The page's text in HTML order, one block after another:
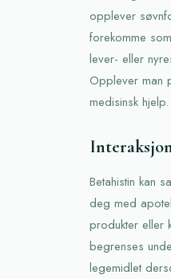
opplever
forekomme
lever- eller
Opplever man
medisinsk hjelp.
Betahistin kan
deg med
produkter eller
begrenses
legemidlet